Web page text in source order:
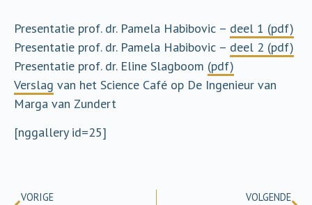
Presentatie prof. dr. Pamela Habibovic – deel 1 (pdf)
Presentatie prof. dr. Pamela Habibovic – deel 2 (pdf)
Presentatie prof. dr. Eline Slagboom (pdf)
Verslag van het Science Café op De Ingenieur van
Marga van Zundert
[nggallery id=25]
VORIGE VOLGENDE